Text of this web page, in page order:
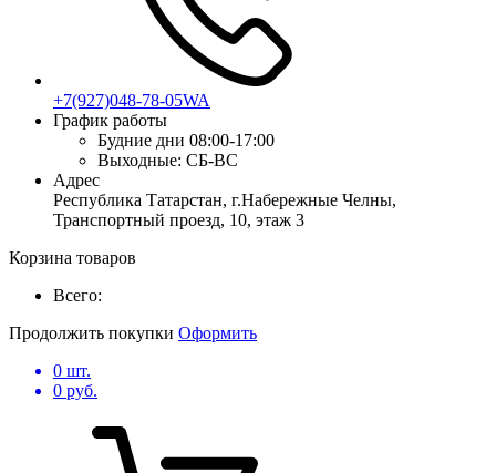
+7(927)048-78-05WA
График работы
Будние дни 08:00-17:00
Выходные: СБ-ВС
Адрес
Республика Татарстан, г.Набережные Челны,
Транспортный проезд, 10, этаж 3
Корзина товаров
Всего:
Продолжить покупки Оформить
0 шт.
0 руб.